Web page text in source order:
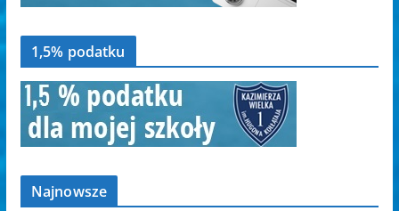
1,5% podatku
Najnowsze